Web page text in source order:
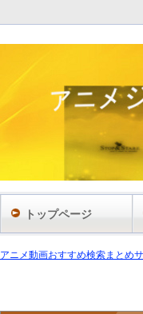
アニメ動画おすすめ検索まとめ
トップページ